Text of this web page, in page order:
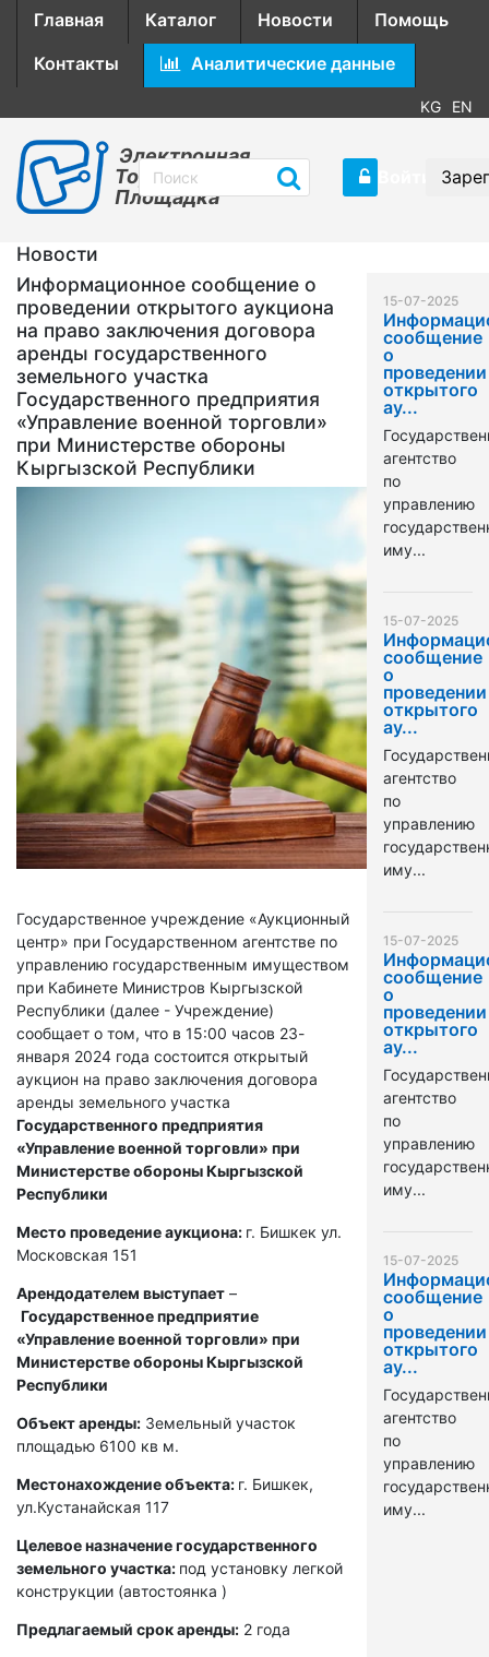
Главная Каталог Новости
Помощь
Контакты
Аналитические данные
KG EN
Электронная
Торговая
Площадка
Новости
Информационное сообщение о
проведении открытого аукциона
на право заключения договора
аренды государственного
земельного участка
Государственного предприятия
«Управление военной торговли»
при Министерстве обороны
Кыргызской Республики
Государственное учреждение «Аукционный
центр» при Государственном агентстве по
управлению государственным имуществом
при Кабинете Министров Кыргызской
Республики (далее - Учреждение)
сообщает о том, что в 15:00 часов 23-
января 2024 года состоится открытый
аукцион на право заключения договора
аренды земельного участка
Государственного предприятия
«Управление военной торговли» при
Министерстве обороны Кыргызской
Республики
Место проведение аукциона: г. Бишкек ул.
Московская 151
Арендодателем выступает –
Государственное предприятие
«Управление военной торговли» при
Министерстве обороны Кыргызской
Республики
Объект аренды: Земельный участок
площадью 6100 кв м.
Местонахождение объекта: г. Бишкек,
ул.Кустанайская 117
Целевое назначение государственного
земельного участка: под установку легкой
конструкции (автостоянка )
Предлагаемый срок аренды: 2 года
15-07-2025
сообщение
о
проведении
открытого
ау...
агентство
по
управлению
иму...
15-07-2025
сообщение
о
проведении
открытого
ау...
агентство
по
управлению
иму...
15-07-2025
сообщение
о
проведении
открытого
ау...
агентство
по
управлению
иму...
15-07-2025
сообщение
о
проведении
открытого
ау...
агентство
по
управлению
иму...